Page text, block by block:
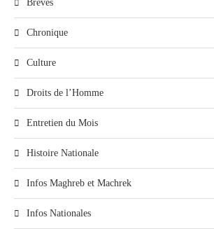
Brèves
Chronique
Culture
Droits de l’Homme
Entretien du Mois
Histoire Nationale
Infos Maghreb et Machrek
Infos Nationales